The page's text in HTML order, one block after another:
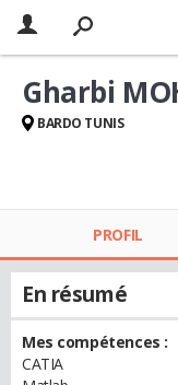
Gharbi
BARDO TUNIS
PROFIL
En résumé
Mes compétences :
CATIA